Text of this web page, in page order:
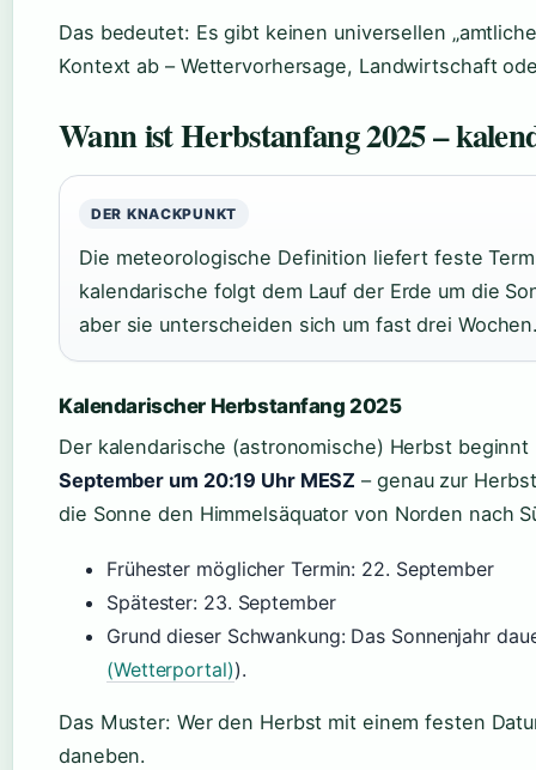
Das bedeutet: Es gibt keinen universellen
Kontext ab – Wettervorhersage, Landwirtschaft
Wann ist Herbstanfang 2025 –
DER KNACKPUNKT
Die meteorologische Definition liefert feste
kalendarische folgt dem Lauf der Erde um die
aber sie unterscheiden sich um fast drei
Kalendarischer Herbstanfang 2025
Der kalendarische (astronomische) Herbst
September um 20:19 Uhr MESZ – genau zur
die Sonne den Himmelsäquator von Norden nach
Frühester möglicher Termin: 22. September
Spätester: 23. September
Grund dieser Schwankung: Das Sonnenjahr
(Wetterportal)).
Das Muster: Wer den Herbst mit einem festen
daneben.